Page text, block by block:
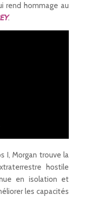
rend hommage au
.
I, Morgan trouve la
hostile
en isolation et
les capacités